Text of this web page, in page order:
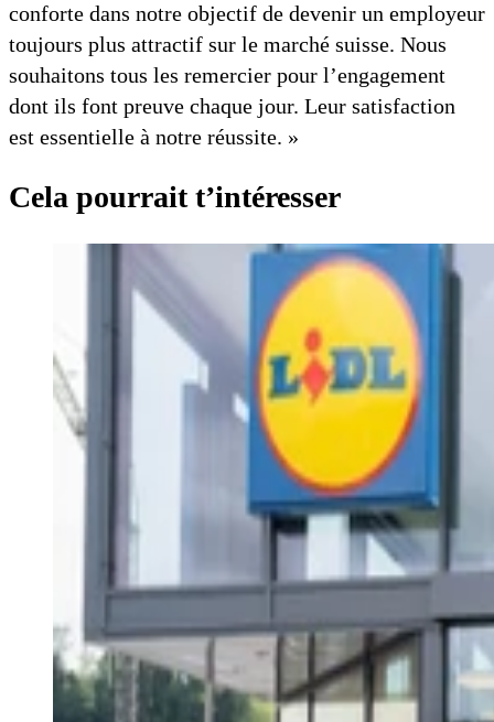
conforte dans notre objectif de devenir un employeur
toujours plus attractif sur le marché suisse. Nous
souhaitons tous les remercier pour l’engagement
dont ils font preuve chaque jour. Leur satisfaction
est essentielle à notre réussite. »
Cela pourrait t’intéresser